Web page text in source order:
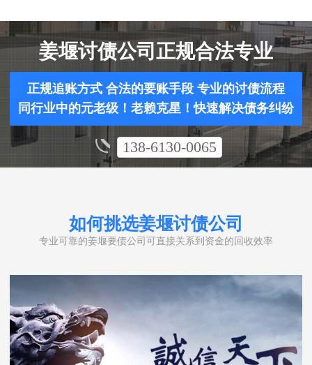
姜堰讨债公司正规合法专业
正规追账方式 合法的要账手段 专业的讨债流程
同行业中的元老级！老赖克星！快速解决债务纠纷
138-6130-0065
如何挑选姜堰讨债公司
专业可靠的姜堰要债公司可直接关系到资金的回收效率